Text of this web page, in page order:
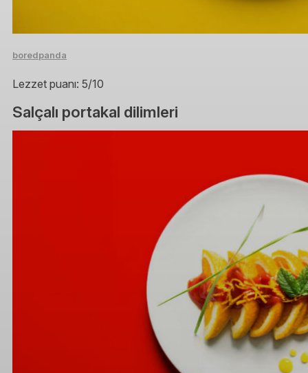
boredpanda
Lezzet puanı: 5/10
Salçalı portakal dilimleri